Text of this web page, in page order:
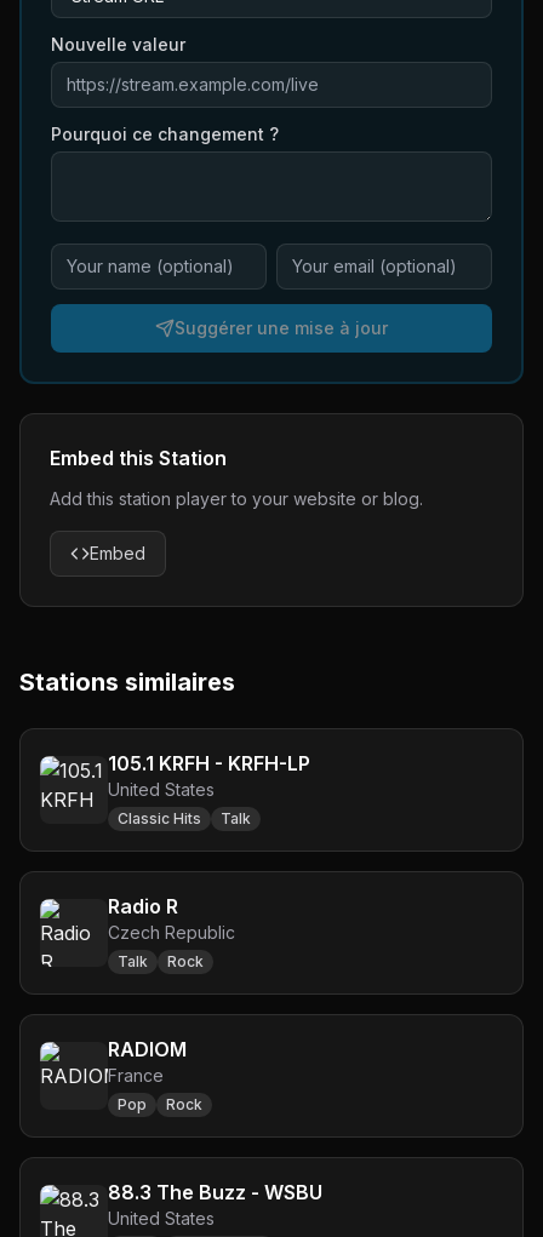
Nouvelle valeur
Pourquoi ce changement ?
Suggérer une mise à jour
Embed this Station
Add this station player to your website or blog.
Embed
Stations similaires
105.1 KRFH - KRFH-LP
United States
Classic Hits Talk
Radio R
Czech Republic
Talk Rock
RADIOM
France
Pop Rock
88.3 The Buzz - WSBU
United States